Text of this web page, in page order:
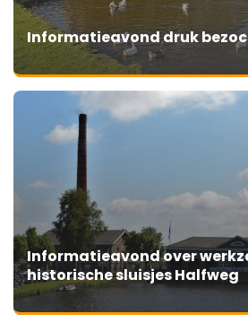
Informatieavond druk
Informatieavond over
historische sluisjes Halfweg